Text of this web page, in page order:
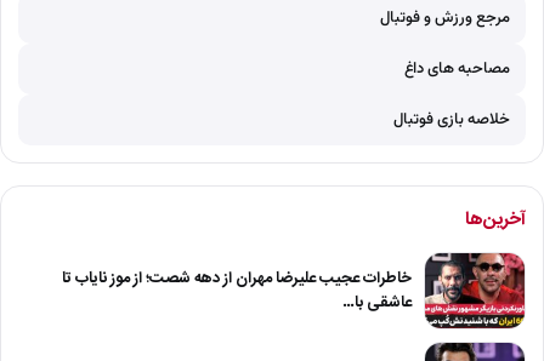
مرجع ورزش و فوتبال
مصاحبه های داغ
خلاصه بازی فوتبال
آخرین‌ها
خاطرات عجیب علیرضا مهران از دهه شصت؛ از موز نایاب تا
عاشقی با…